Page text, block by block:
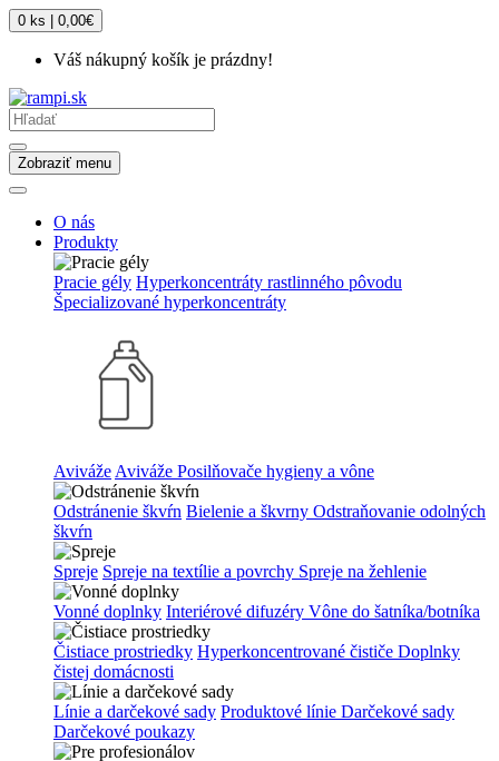
0 ks | 0,00€
Váš nákupný košík je prázdny!
Zobraziť menu
O nás
Produkty
Pracie gély Hyperkoncentráty rastlinného pôvodu
Špecializované hyperkoncentráty
Aviváže Aviváže Posilňovače hygieny a vône
Odstránenie škvŕn Bielenie a škvrny Odstraňovanie odolných
škvŕn
Spreje Spreje na textílie a povrchy Spreje na žehlenie
Vonné doplnky Interiérové difuzéry Vône do šatníka/botníka
Čistiace prostriedky Hyperkoncentrované čističe Doplnky
čistej domácnosti
Línie a darčekové sady Produktové línie Darčekové sady
Darčekové poukazy